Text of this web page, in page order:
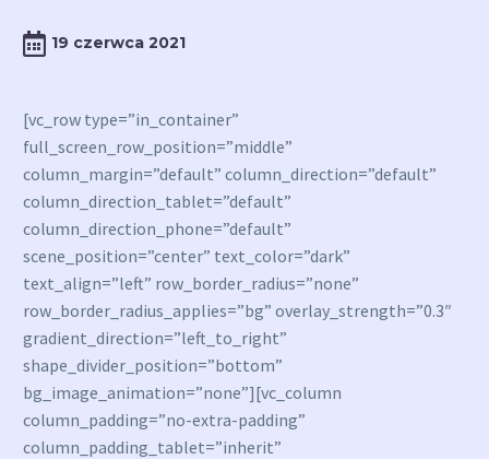
19 czerwca 2021
[vc_row type=”in_container”
full_screen_row_position=”middle”
column_margin=”default” column_direction=”default”
column_direction_tablet=”default”
column_direction_phone=”default”
scene_position=”center” text_color=”dark”
text_align=”left” row_border_radius=”none”
row_border_radius_applies=”bg” overlay_strength=”0.3″
gradient_direction=”left_to_right”
shape_divider_position=”bottom”
bg_image_animation=”none”][vc_column
column_padding=”no-extra-padding”
column_padding_tablet=”inherit”